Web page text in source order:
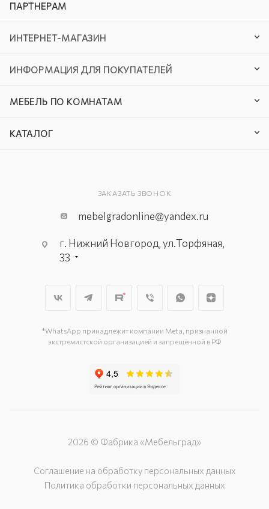
ПАРТНЕРАМ
ИНТЕРНЕТ-МАГАЗИН
ИНФОРМАЦИЯ ДЛЯ ПОКУПАТЕЛЕЙ
МЕБЕЛЬ ПО КОМНАТАМ
КАТАЛОГ
ЗАКАЗАТЬ ЗВОНОК
mebelgradonline@yandex.ru
г. Нижний Новгород, ул.Торфяная,
33
*WhatsApp принадлежит компании Meta, признанной
экстремистской организацией и запрещённой в РФ
2026 © Фабрика «Мебельград»
Соглашение на обработку персональных данных
Политика обработки персональных данных